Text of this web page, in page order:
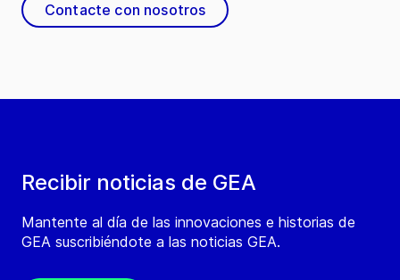
Recibir noticias de GEA
Mantente al día de las innovaciones e historias de
GEA suscribiéndote a las noticias GEA.
Contacte con nosotros